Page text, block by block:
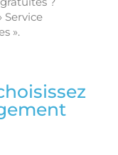
Service
».